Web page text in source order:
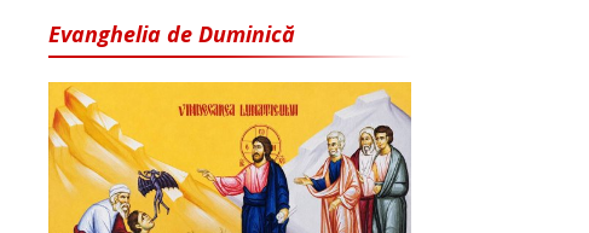
Evanghelia de Duminică